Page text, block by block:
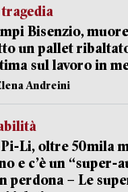
Bisenzio,
un pallet
sul lavoro in
Andreini
Li, oltre 50mila
e c’è un “super-
perdona – Le